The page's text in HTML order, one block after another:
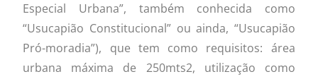
Especial Urbana”, também conhecida como
“Usucapião Constitucional” ou ainda, “Usucapião
Pró-moradia”), que tem como requisitos: área
urbana máxima de 250mts2, utilização como